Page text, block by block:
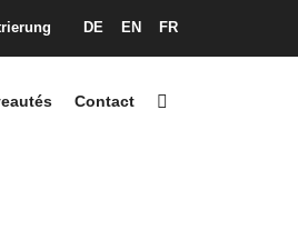
DE EN FR
Contact